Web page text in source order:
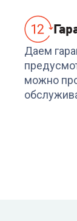
Даем
можно